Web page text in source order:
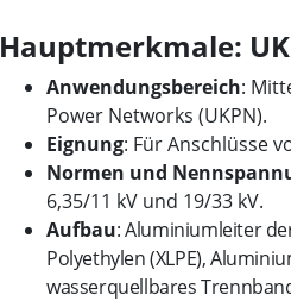
Hauptmerkmale:
Anwendungsbereich:
Power Networks (UKPN).
Eignung: Für Anschlüsse
Normen und
6,35/11 kV und 19/33 kV.
Aufbau: Aluminiumleiter
Polyethylen (XLPE),
wasserquellbares